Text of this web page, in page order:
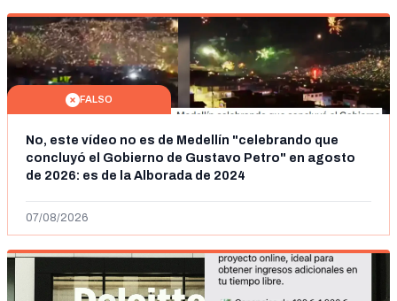
FALSO
No, este vídeo no es de Medellín "celebrando que
concluyó el Gobierno de Gustavo Petro" en agosto
de 2026: es de la Alborada de 2024
07/08/2026